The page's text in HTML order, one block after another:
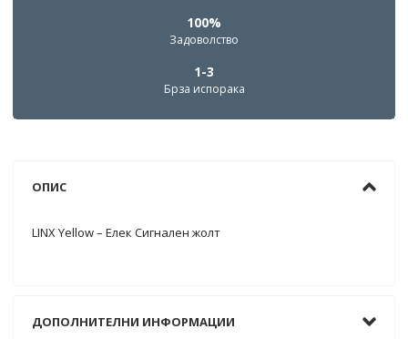
100%
Задоволство
1-3
Брза испорака
ОПИС
LINX Yellow – Елек Сигнален жолт
ДОПОЛНИТЕЛНИ ИНФОРМАЦИИ